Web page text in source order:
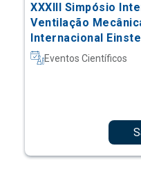
XXXIII Simpósio
Ventilação
Internacional
Terapia Intensiva
Eventos Científicos